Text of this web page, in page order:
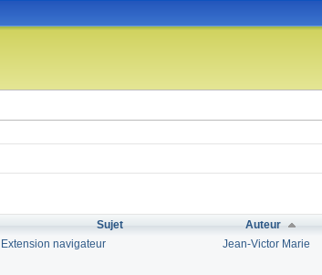
Sujet Auteur
Extension navigateur Jean-Victor Marie